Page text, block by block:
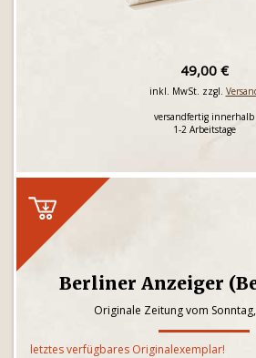
49,00 €
inkl. MwSt. zzgl.
versandfertig innerhalb
1-2 Arbeitstage
Berliner Anzeiger
Originale Zeitung vom
letztes verfügbares Originalexemplar!